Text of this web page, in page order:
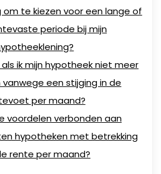
te kiezen voor een lange of
periode bij mijn
ik mijn hypotheek niet meer
een stijging in de
per maand?
voordelen verbonden aan
hypotheken met betrekking
rente per maand?